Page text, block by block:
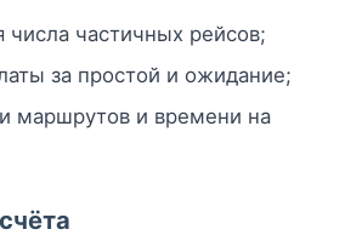
частичных рейсов;
за простой и ожидание;
маршрутов и времени на